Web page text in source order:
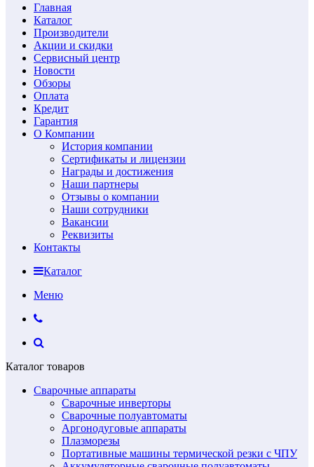
Главная
Каталог
Производители
Акции и скидки
Сервисный центр
Новости
Обзоры
Оплата
Кредит
Гарантия
О Компании
История компании
Сертификаты и лицензии
Награды и достижения
Наши партнеры
Отзывы о компании
Наши сотрудники
Вакансии
Реквизиты
Контакты
Каталог
Меню
Каталог товаров
Сварочные аппараты
Сварочные инверторы
Сварочные полуавтоматы
Аргонодуговые аппараты
Плазморезы
Портативные машины термической резки с ЧПУ